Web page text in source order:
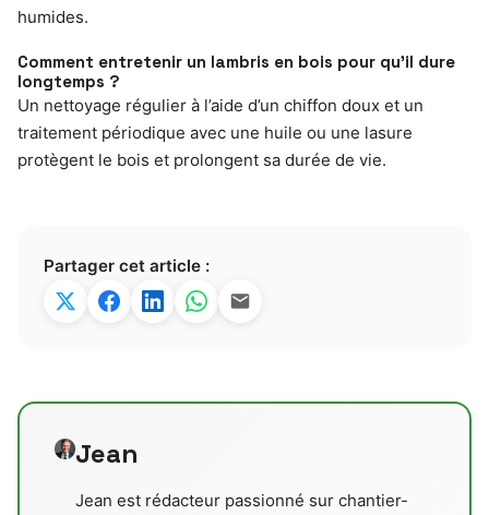
humides.
Comment entretenir un lambris en bois pour qu’il dure
longtemps ?
Un nettoyage régulier à l’aide d’un chiffon doux et un
traitement périodique avec une huile ou une lasure
protègent le bois et prolongent sa durée de vie.
Partager cet article :
Jean
Jean est rédacteur passionné sur chantier-